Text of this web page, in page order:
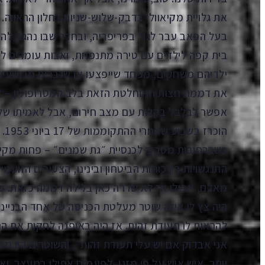
את גלויית מקיאוולי בדבק-שלוש-שניות לחלון
בעל הפאב עבר לגור בפריפריה, ובחדר שבו נהגנו
בית קפה לילדים עם טירה מתנפחת, ואבות עומדים
ילדיהם משחקים, מפחד שייפצעו או שגברים
את דממת חצות המוחלטת הזאת בלב המטרופולין –
אפשר לבלבל בקלות עם מצב חירום, אבל לאמיתו
כשברחובות מסביב לכנסיית ״גת שמנים״ – פחות
התנגשויות בין כוחות הביטחון ובינינו, הצעירים
מאדם, אפילו אז לא שררה כאן בלילה דממה כזאת.
היה צץ לו איזה שוטר מעלטת הכניסה של אחד
להראות לו תעודת זהות. אז היה באופנה לחקות את
אני אבדוק אם יש עלי תעודת זהות״, והשוטרים היו